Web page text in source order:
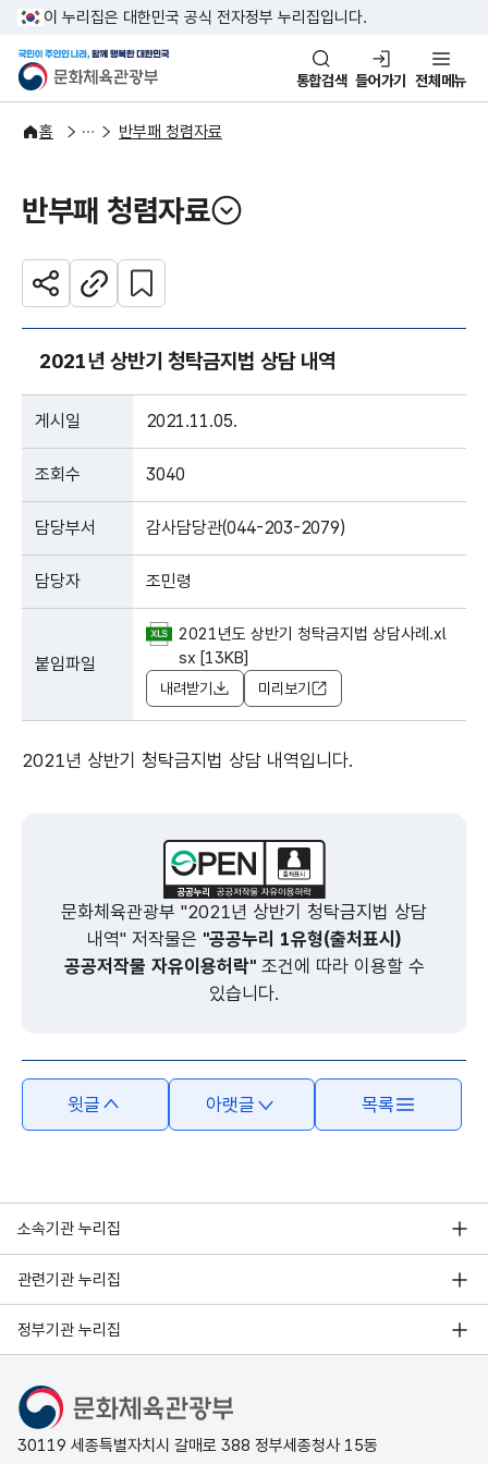
본문 바로가기
주메뉴 바로가기
이 누리집은 대한민국 공식 전자정부 누리집입니다.
문화체육관광부
국민이 주인인 나라, 함께 행복
통합검색 들어가기 전체메뉴
홈
정보공개
감사·청렴자료 반부패 청렴자료
반부패 청렴자료
열기
공유하기주소복사
관심 콘텐츠 설정하기
2021년 상반기 청탁금지법 상담 내역
게시일 2021.11.05.
조회수 3040
담당부서 감사담당관(044-203-2079)
담당자 조민령
붙임파일
2021년도 상반기 청탁금지법 상담사례.xl
sx [13KB]
내려받기 미리보기
2021년 상반기 청탁금지법 상담 내역입니다.
문화체육관광부 "2021년 상반기 청탁금지법 상담
내역" 저작물은 "공공누리 1유형(출처표시)
공공저작물 자유이용허락"조건에 따라 이용할 수
있습니다.
윗글 아랫글 목록
소속기관 누리집
관련기관 누리집
정부기관 누리집
문화체육관광부
30119 세종특별자치시 갈매로 388 정부세종청사 15동